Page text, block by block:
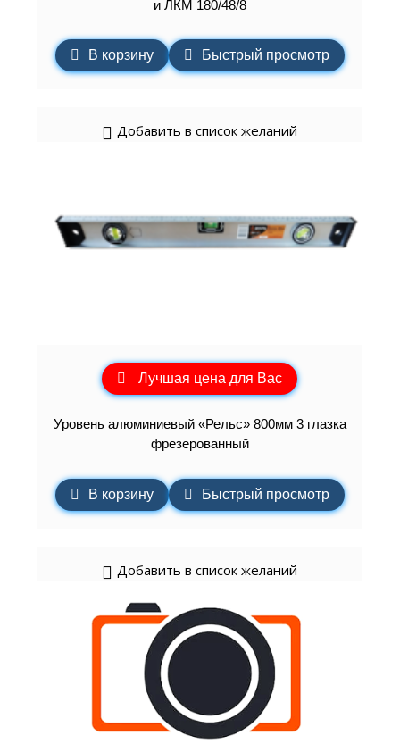
и ЛКМ 180/48/8
В корзину Быстрый просмотр
Добавить в список желаний
Лучшая цена для Вас
Уровень алюминиевый «Рельс» 800мм 3 глазка
фрезерованный
В корзину Быстрый просмотр
Добавить в список желаний